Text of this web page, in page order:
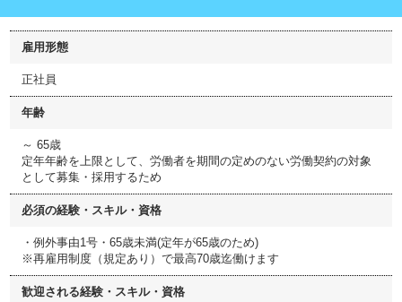
雇用形態
正社員
年齢
～ 65歳
定年年齢を上限として、労働者を期間の定めのない労働契約の対象
として募集・採用するため
必須の経験・スキル・資格
・例外事由1号・65歳未満(定年が65歳のため)
※再雇用制度（規定あり）で最高70歳迄働けます
歓迎される経験・スキル・資格